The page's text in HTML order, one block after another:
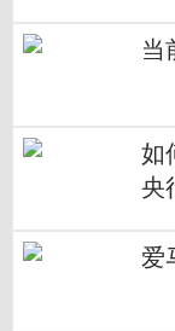
当
如
央
爱